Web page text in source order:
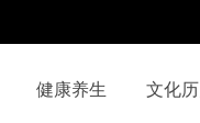
健康养生 文化